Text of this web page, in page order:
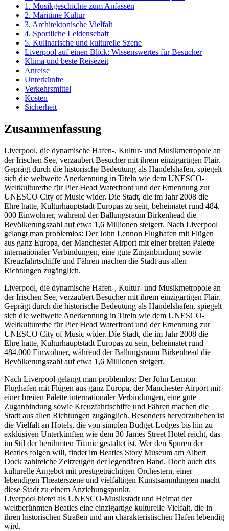
1. Musikgeschichte zum Anfassen
2. Maritime Kultur
3. Architektonische Vielfalt
4. Sportliche Leidenschaft
5. Kulinarische und kulturelle Szene
Liverpool auf einen Blick: Wissenswertes für Besucher
Klima und beste Reisezeit
Anreise
Unterkünfte
Verkehrsmittel
Kosten
Sicherheit
Zusammenfassung
Liverpool, die dynamische Hafen-, Kultur- und Musikmetropole an
der Irischen See, verzaubert Besucher mit ihrem einzigartigen Flair.
Geprägt durch die historische Bedeutung als Handelshafen, spiegelt
sich die weltweite Anerkennung in Titeln wie dem UNESCO-
Weltkulturerbe für Pier Head Waterfront und der Ernennung zur
UNESCO City of Music wider. Die Stadt, die im Jahr 2008 die
Ehre hatte, Kulturhauptstadt Europas zu sein, beheimatet rund 484.
000 Einwohner, während der Ballungsraum Birkenhead die
Bevölkerungszahl auf etwa 1,6 Millionen steigert. Nach Liverpool
gelangt man problemlos: Der John Lennon Flughafen mit Flügen
aus ganz Europa, der Manchester Airport mit einer breiten Palette
internationaler Verbindungen, eine gute Zuganbindung sowie
Kreuzfahrtschiffe und Fähren machen die Stadt aus allen
Richtungen zugänglich.
Liverpool, die dynamische Hafen-, Kultur- und Musikmetropole an
der Irischen See, verzaubert Besucher mit ihrem einzigartigen Flair.
Geprägt durch die historische Bedeutung als Handelshafen, spiegelt
sich die weltweite Anerkennung in Titeln wie dem UNESCO-
Weltkulturerbe für Pier Head Waterfront und der Ernennung zur
UNESCO City of Music wider. Die Stadt, die im Jahr 2008 die
Ehre hatte, Kulturhauptstadt Europas zu sein, beheimatet rund
484.000 Einwohner, während der Ballungsraum Birkenhead die
Bevölkerungszahl auf etwa 1,6 Millionen steigert.
Nach Liverpool gelangt man problemlos: Der John Lennon
Flughafen mit Flügen aus ganz Europa, der Manchester Airport mit
einer breiten Palette internationaler Verbindungen, eine gute
Zuganbindung sowie Kreuzfahrtschiffe und Fähren machen die
Stadt aus allen Richtungen zugänglich. Besonders hervorzuheben ist
die Vielfalt an Hotels, die von simplen Budget-Lodges bis hin zu
exklusiven Unterkünften wie dem 30 James Street Hotel reicht, das
im Stil der berühmten Titanic gestaltet ist. Wer den Spuren der
Beatles folgen will, findet im Beatles Story Museum am Albert
Dock zahlreiche Zeitzeugen der legendären Band. Doch auch das
kulturelle Angebot mit prestigeträchtigen Orchestern, einer
lebendigen Theaterszene und vielfältigen Kunstsammlungen macht
diese Stadt zu einem Anziehungspunkt.
Liverpool bietet als UNESCO-Musikstadt und Heimat der
weltberühmten Beatles eine einzigartige kulturelle Vielfalt, die in
ihren historischen Straßen und am charakteristischen Hafen lebendig
wird.